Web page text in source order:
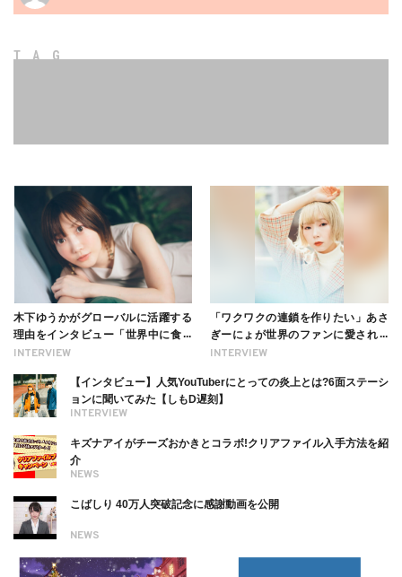
TAG
INTERVIEW
木下ゆうかがグローバルに活躍する
理由をインタビュー「世界中に食べ
る幸せを伝えたい」新事務所加入に
INTERVIEW
「ワクワクの連鎖を作りたい」あさ
ぎーにょが世界のファンに愛される
理由【インタビュー】
INTERVIEW
【インタビュー】人気YouTuberにとっての炎上とは?6面ステーシ
ョンに聞いてみた【しもD遅刻】
NEWS
キズナアイがチーズおかきとコラボ!クリアファイル入手方法を紹
介
NEWS
こばしり 40万人突破記念に感謝動画を公開